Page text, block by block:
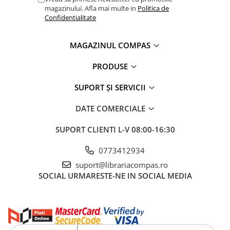
Artă și fotografie
Ghiduri și hărți
Afaceri și economie
Gastronomie și hobby
Dicționare și ghiduri de conversație
Gramatică și vocabulare
Papetărie și articole din hârtie
Planificare și agende
Agende nedatate
Agende pentru copii
magazinului. Afla mai multe in Politica de
Confidentialitate
MAGAZINUL COMPAS
PRODUSE
SUPORT ȘI SERVICII
DATE COMERCIALE
SUPORT CLIENTI L-V 08:00-16:30
0773412934
suport@librariacompas.ro
SOCIAL URMARESTE-NE IN SOCIAL MEDIA